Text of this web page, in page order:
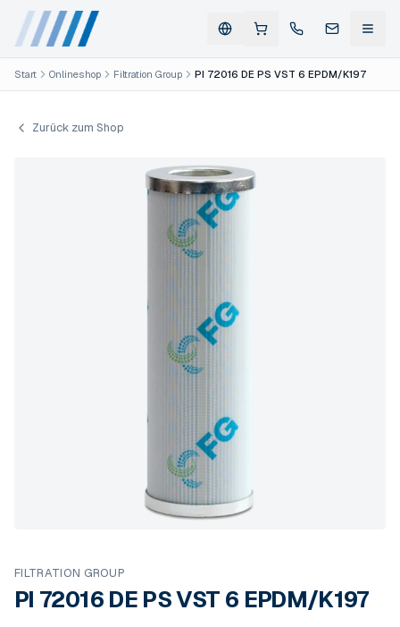
Start Onlineshop Filtration Group PI 72016 DE PS VST 6 EPDM/K197
Zurück zum Shop
FILTRATION GROUP
PI 72016 DE PS VST 6 EPDM/K197